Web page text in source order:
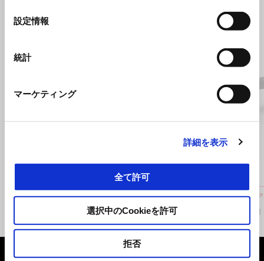
設定情報
統計
マーケティング
詳細を表示
全て許可
選択中のCookieを許可
拒否
前回
Aprilia MIA 2025- CNCギ
¥ 39,800
フッター